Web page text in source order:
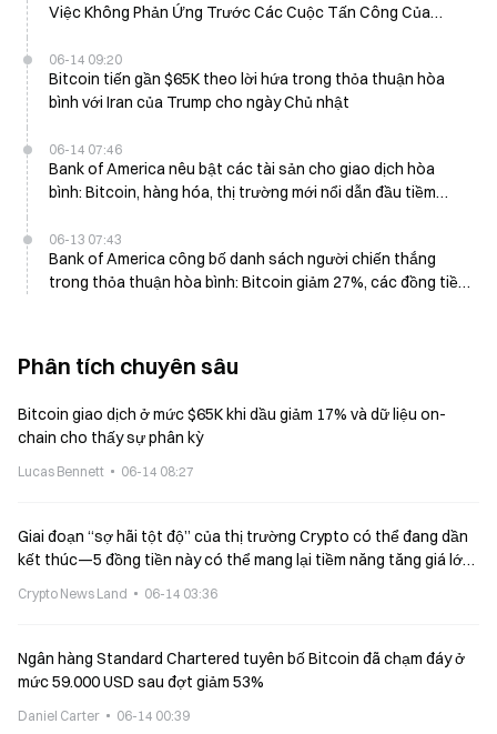
Việc Không Phản Ứng Trước Các Cuộc Tấn Công Của
06-14 09:20
Bitcoin tiến gần $65K theo lời hứa trong thỏa thuận hòa
bình với Iran của Trump cho ngày Chủ nhật
06-14 07:46
Bank of America nêu bật các tài sản cho giao dịch hòa
bình: Bitcoin, hàng hóa, thị trường mới nổi dẫn đầu tiềm
06-13 07:43
Bank of America công bố danh sách người chiến thắng
trong thỏa thuận hòa bình: Bitcoin giảm 27%, các đồng tiền
Phân tích chuyên sâu
Bitcoin giao dịch ở mức $65K khi dầu giảm 17% và dữ liệu on-
chain cho thấy sự phân kỳ
Lucas Bennett 06-14 08:27
Giai đoạn “sợ hãi tột độ” của thị trường Crypto có thể đang dần
kết thúc—5 đồng tiền này có thể mang lại tiềm năng tăng giá lớn
Crypto News Land 06-14 03:36
Ngân hàng Standard Chartered tuyên bố Bitcoin đã chạm đáy ở
mức 59.000 USD sau đợt giảm 53%
Daniel Carter 06-14 00:39